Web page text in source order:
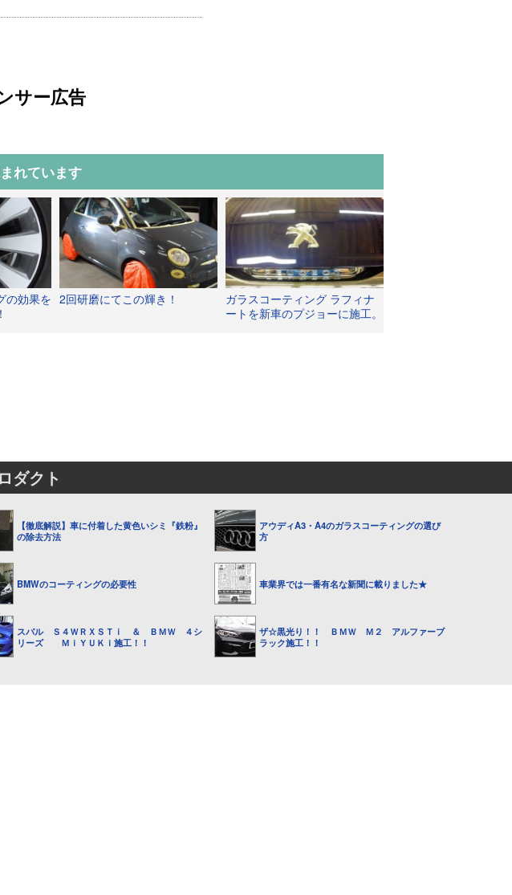
サー広告
れています
の効果を 2回研磨にてこの輝き！
ガラスコーティング ラフィナ
ートを新車のプジョーに施工。
ダクト
【徹底解説】車に付着した黄色いシミ『鉄粉』
の除去方法
アウディA3・A4のガラスコーティングの選び
方
BMWのコーティングの必要性 車業界では一番有名な新聞に載りました★
スバル Ｓ４ＷＲＸＳＴｉ ＆ ＢＭＷ ４シ
リーズ ＭｉＹＵＫｉ施工！！
ザ☆黒光り！！ ＢＭＷ Ｍ２ アルファーブ
ラック施工！！